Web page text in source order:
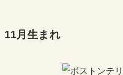
11月生まれ